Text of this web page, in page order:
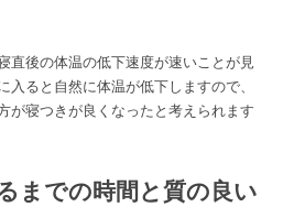
直後の体温の低下速度が速いことが見
入ると自然に体温が低下しますので、
が寝つきが良くなったと考えられます
までの時間と質の良い